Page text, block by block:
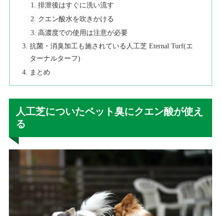
排泄後はすぐに洗い流す
クエン酸水を吹きかける
高濃度での使用は注意が必要
抗菌・消臭加工も施されている人工芝 Eternal Turf(エ
ターナルターフ)
まとめ
人工芝についたペット臭にクエン酸が使え
る